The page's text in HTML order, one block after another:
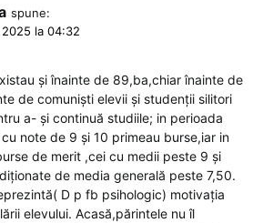
spune:
la 04:32
și înainte de 89,ba,chiar înainte de
de comuniști elevii și studenții silitori
a- și continuă studiile; in perioada
note de 9 și 10 primeau burse,iar in
de merit ,cei cu medii peste 9 și
de media generală peste 7,50.
D p fb psihologic) motivația
elevului. Acasă,părintele nu îl